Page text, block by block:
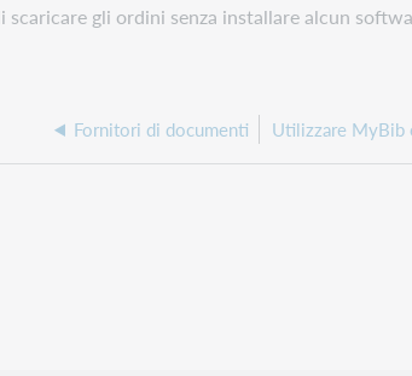
gli ordini senza installare alcun
Fornitori di documenti Utilizzare MyBib